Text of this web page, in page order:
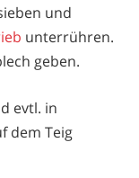
und
unterrühren.
geben.
evtl. in
dem Teig